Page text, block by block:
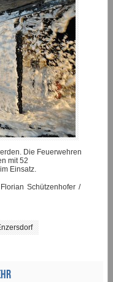
Die Feuerwehren
mit 52
Einsatz.
Schützenhofer /